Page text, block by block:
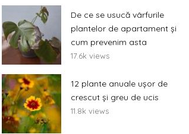
De ce se usucă vârfurile
plantelor de apartament și
cum prevenim asta
17.6k views
12 plante anuale ușor de
crescut și greu de ucis
11.8k views